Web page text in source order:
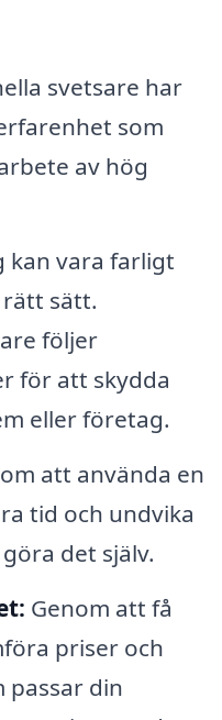
svetsare har
som
av hög
kan vara farligt
sätt.
följer
för att skydda
eller företag.
att använda en
tid och undvika
det själv.
Genom att få
priser och
passar din